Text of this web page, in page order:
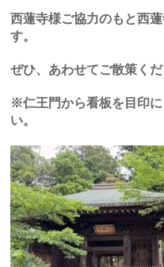
西蓮寺様ご協力のもと西
す。
ぜひ、あわせてご散策くだ
※仁王門から看板を目印
い。